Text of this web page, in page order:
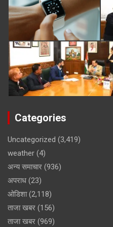
Categories
Uncategorized (3,419)
weather (4)
अन्य समाचार (936)
अपराध (23)
ओडिशा(2,118)
ताजा खबर (156)
ताजा खबर (969)